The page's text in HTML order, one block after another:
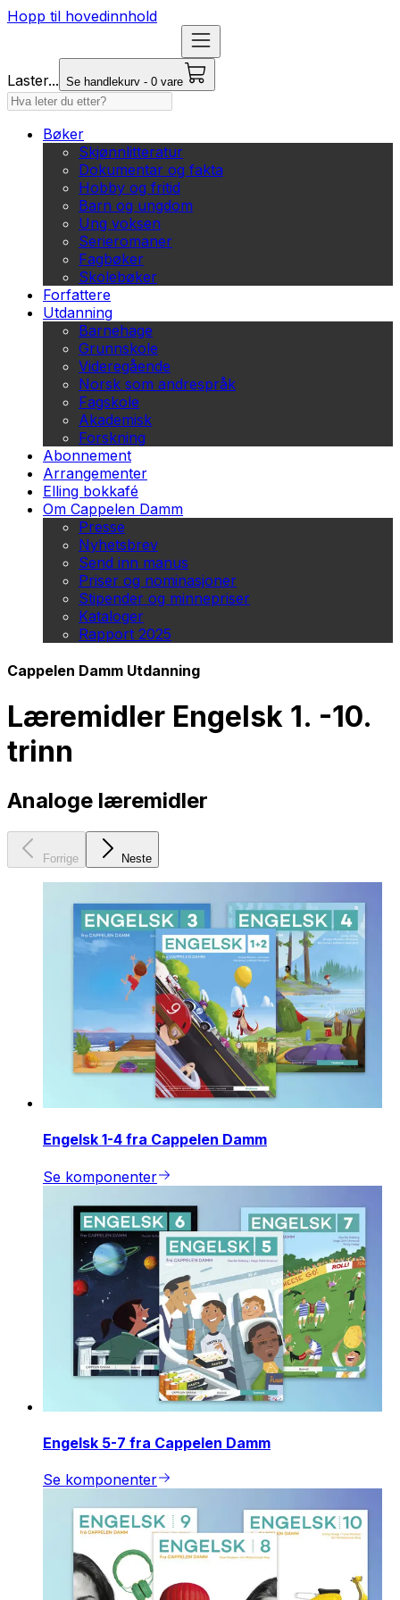
Hopp til hovedinnhold
Laster... Se handlekurv - 0 vare
Bøker
Skjønnlitteratur
Dokumentar og fakta
Hobby og fritid
Barn og ungdom
Ung voksen
Serieromaner
Fagbøker
Skolebøker
Forfattere
Utdanning
Barnehage
Grunnskole
Videregående
Norsk som andrespråk
Fagskole
Akademisk
Forskning
Abonnement
Arrangementer
Elling bokkafé
Om Cappelen Damm
Presse
Nyhetsbrev
Send inn manus
Priser og nominasjoner
Stipender og minnepriser
Kataloger
Rapport 2025
Cappelen Damm Utdanning
Læremidler Engelsk 1. -10.
trinn
Analoge læremidler
Forrige Neste
Engelsk 1-4 fra Cappelen Damm
Se komponenter
Engelsk 5-7 fra Cappelen Damm
Se komponenter